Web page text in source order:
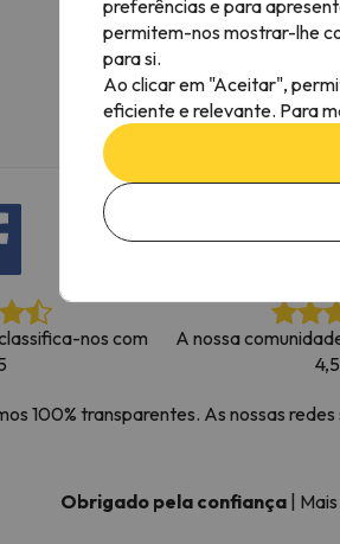
o nosso Seeker perdeu o seu
nos com
A nossa
100% transparentes. As nossas
Obrigado pela confiança
preferências e para
permitem-nos mostrar-lhe
para si.
Ao clicar em "Aceitar",
eficiente e relevante. Para